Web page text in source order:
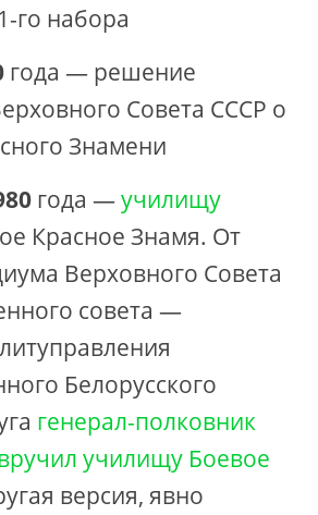
го набора
года — решение
Совета СССР о
Знамени
года —училищу
Красное Знамя. От
Верховного Совета
совета —
Белорусского
генерал-полковник
училищу Боевое
версия, явно